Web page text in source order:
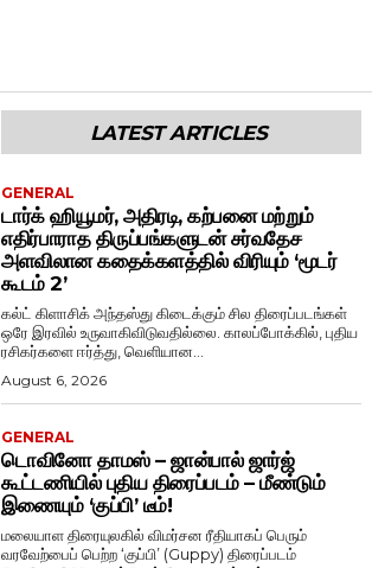
LATEST ARTICLES
GENERAL
டார்க் ஹியூமர், அதிரடி, கற்பனை மற்றும்
எதிர்பாராத திருப்பங்களுடன் சர்வதேச
அளவிலான கதைக்களத்தில் விரியும் ‘மூடர்
கூடம் 2’
கல்ட் கிளாசிக் அந்தஸ்து கிடைக்கும் சில திரைப்படங்கள்
ஒரே இரவில் உருவாகிவிடுவதில்லை. காலப்போக்கில், புதிய
ரசிகர்களை ஈர்த்து, வெளியான...
August 6, 2026
GENERAL
டொவினோ தாமஸ் – ஜான்பால் ஜார்ஜ்
கூட்டணியில் புதிய திரைப்படம் – மீண்டும்
இணையும் ‘குப்பி’ டீம்!
மலையாள திரையுலகில் விமர்சன ரீதியாகப் பெரும்
வரவேற்பைப் பெற்ற ‘குப்பி’ (Guppy) திரைப்படம்